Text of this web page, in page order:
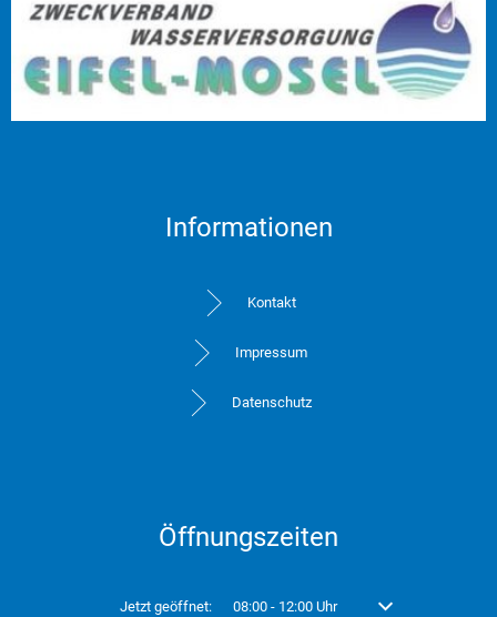
Informationen
Kontakt
Impressum
Datenschutz
Öffnungszeiten
Klicken, um weitere Öffnungs- oder Schließzeiten
Jetzt geöffnet: 08:00- 12:00Uhr Von 08:00 bis 12:00